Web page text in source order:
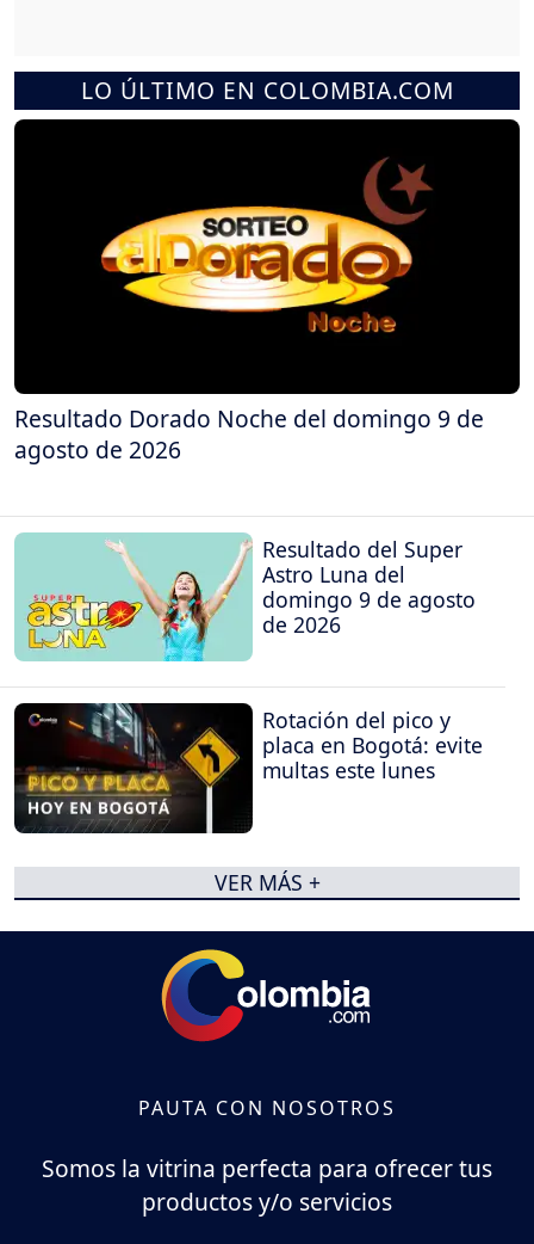
LO ÚLTIMO EN COLOMBIA.COM
Resultado Dorado Noche del domingo 9 de
agosto de 2026
Resultado del Super
Astro Luna del
domingo 9 de agosto
de 2026
Rotación del pico y
placa en Bogotá: evite
multas este lunes
VER MÁS +
PAUTA CON NOSOTROS
Somos la vitrina perfecta para ofrecer tus
productos y/o servicios